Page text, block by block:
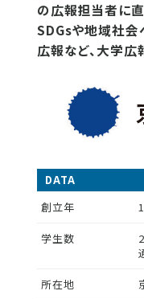
の広報担当者に直
SDGsや地域社会
広報など、大学広
DATA
創立年
学生数
所在地